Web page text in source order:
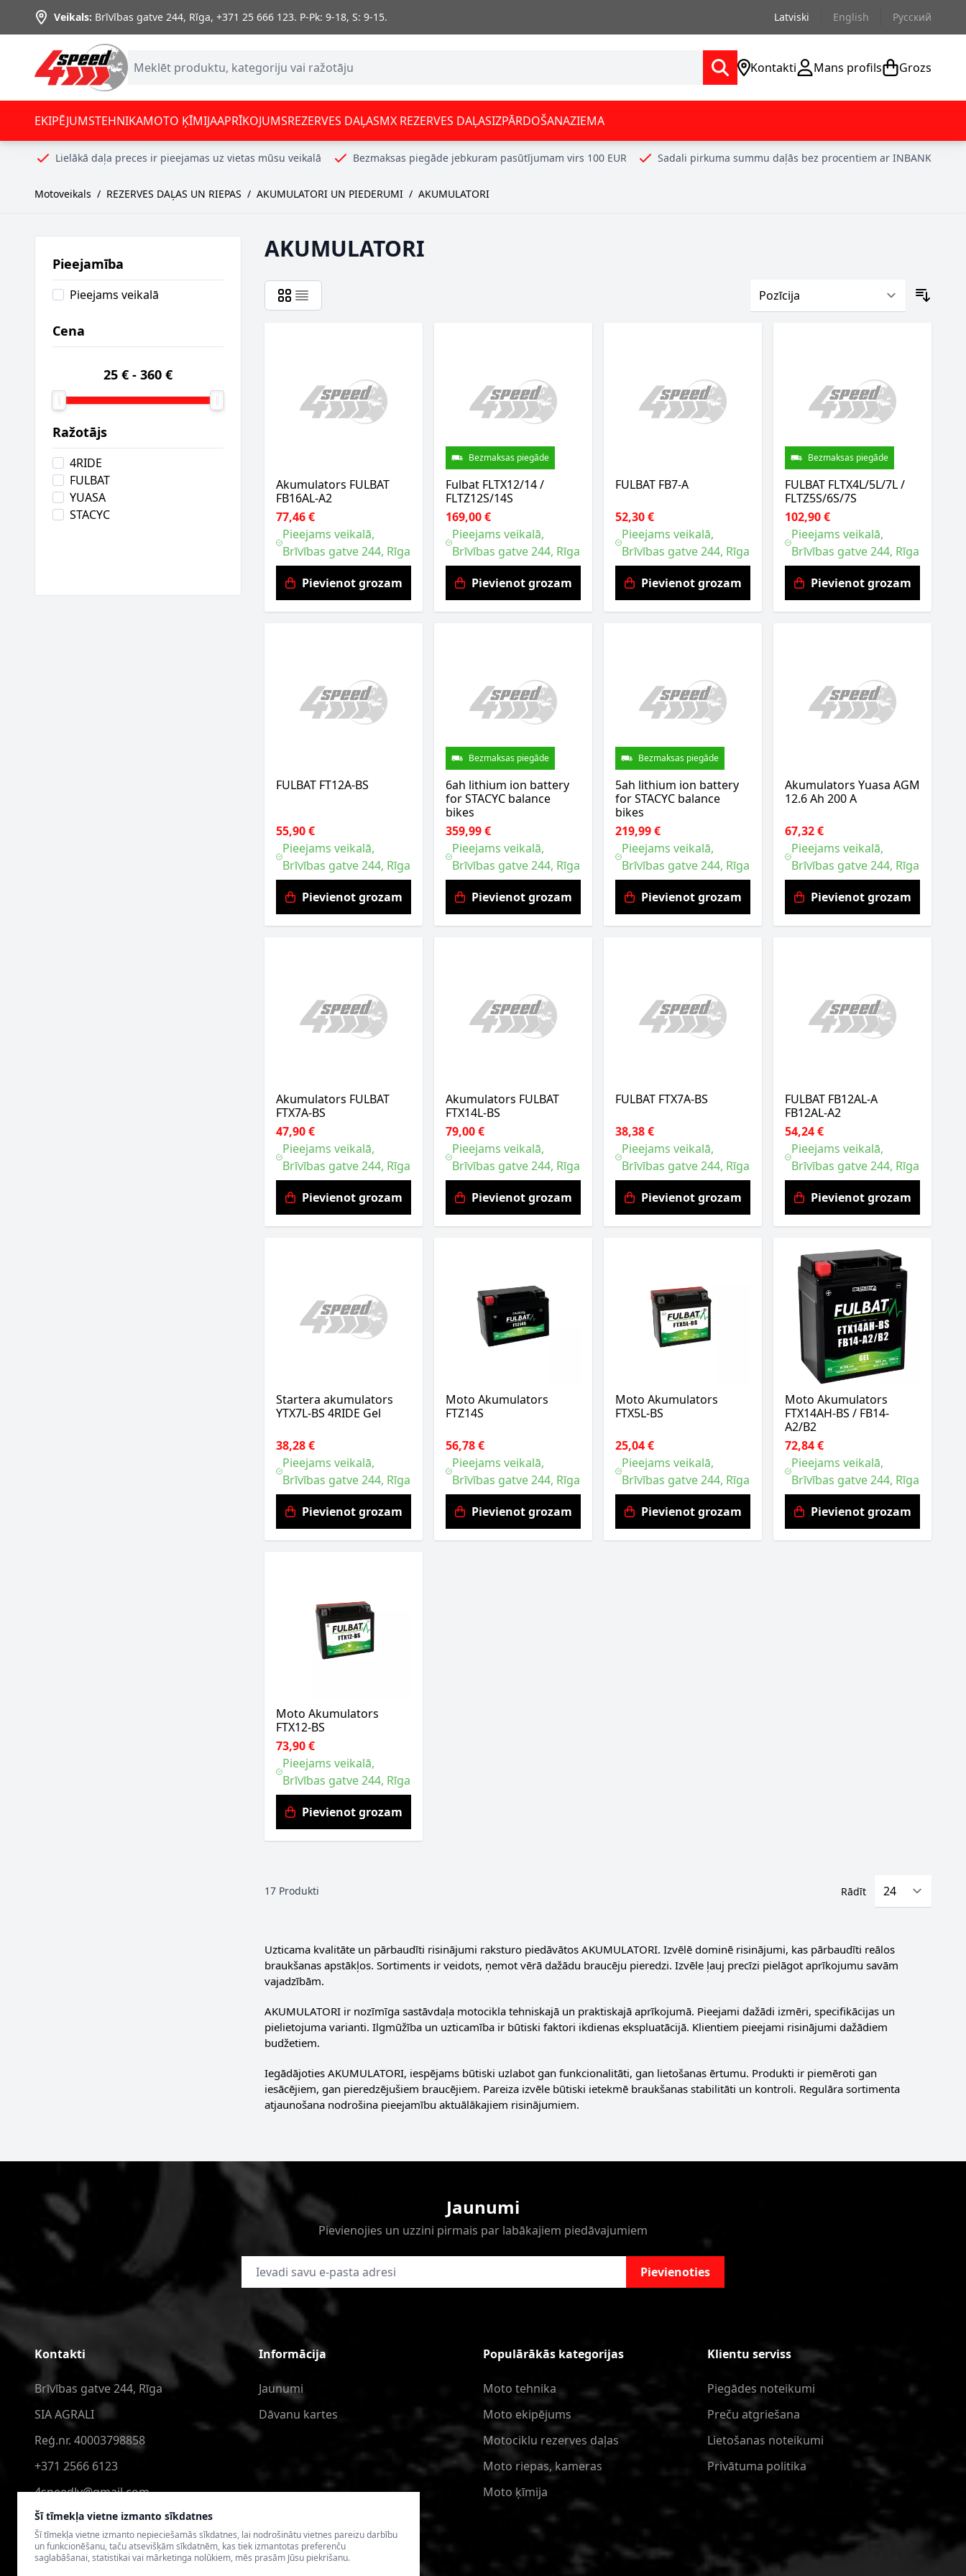
Šī tīmekļa vietne izmanto sīkdatnes
Šī tīmekļa vietne izmanto nepieciešamās sīkdatnes, lai nodrošinātu vietnes pareizu darbību
un funkcionēšanu, taču atsevišķām sīkdatnēm, kas tiek izmantotas preferenču
saglabāšanai, statistikai vai mārketinga nolūkiem, mēs prasām Jūsu piekrišanu.
Skip to Content
Veikals: Brīvības gatve 244, Rīga, +371 25 666 123. P-Pk: 9-18, S: 9-15. Latviski English Русский
Kontakti Mans profils Grozs
EKIPĒJUMSTEHNIKAMOTO ĶĪMIJAAPRĪKOJUMSREZERVES DAĻASMX REZERVES DAĻASIZPĀRDOŠANAZIEMA
Lielākā daļa preces ir pieejamas uz vietas mūsu veikalā Bezmaksas piegāde jebkuram pasūtījumam virs 100 EUR Sadali pirkuma summu daļās bez procentiem ar INBANK
Motoveikals / REZERVES DAĻAS UN RIEPAS / AKUMULATORI UN PIEDERUMI / AKUMULATORI
Pieejamība
Pieejams veikalā
Cena
25 € - 360 €
Ražotājs
4RIDE
FULBAT
YUASA
STACYC
AKUMULATORI
Akumulators FULBAT
FB16AL-A2
77,46 €
Pieejams veikalā,
Brīvības gatve 244, Rīga
Pievienot grozam
Bezmaksas piegāde
Fulbat FLTX12/14 /
FLTZ12S/14S
169,00 €
Pieejams veikalā,
Brīvības gatve 244, Rīga
Pievienot grozam
FULBAT FB7-A
52,30 €
Pieejams veikalā,
Brīvības gatve 244, Rīga
Pievienot grozam
Bezmaksas piegāde
FULBAT FLTX4L/5L/7L /
FLTZ5S/6S/7S
102,90 €
Pieejams veikalā,
Brīvības gatve 244, Rīga
Pievienot grozam
FULBAT FT12A-BS
55,90 €
Pieejams veikalā,
Brīvības gatve 244, Rīga
Pievienot grozam
Bezmaksas piegāde
6ah lithium ion battery
for STACYC balance
bikes
359,99 €
Pieejams veikalā,
Brīvības gatve 244, Rīga
Pievienot grozam
Bezmaksas piegāde
5ah lithium ion battery
for STACYC balance
bikes
219,99 €
Pieejams veikalā,
Brīvības gatve 244, Rīga
Pievienot grozam
Akumulators Yuasa AGM
12.6 Ah 200 A
67,32 €
Pieejams veikalā,
Brīvības gatve 244, Rīga
Pievienot grozam
Akumulators FULBAT
FTX7A-BS
47,90 €
Pieejams veikalā,
Brīvības gatve 244, Rīga
Pievienot grozam
Akumulators FULBAT
FTX14L-BS
79,00 €
Pieejams veikalā,
Brīvības gatve 244, Rīga
Pievienot grozam
FULBAT FTX7A-BS
38,38 €
Pieejams veikalā,
Brīvības gatve 244, Rīga
Pievienot grozam
FULBAT FB12AL-A
FB12AL-A2
54,24 €
Pieejams veikalā,
Brīvības gatve 244, Rīga
Pievienot grozam
Startera akumulators
YTX7L-BS 4RIDE Gel
38,28 €
Pieejams veikalā,
Brīvības gatve 244, Rīga
Pievienot grozam
Moto Akumulators
FTZ14S
56,78 €
Pieejams veikalā,
Brīvības gatve 244, Rīga
Pievienot grozam
Moto Akumulators
FTX5L-BS
25,04 €
Pieejams veikalā,
Brīvības gatve 244, Rīga
Pievienot grozam
Moto Akumulators
FTX14AH-BS / FB14-
A2/B2
72,84 €
Pieejams veikalā,
Brīvības gatve 244, Rīga
Pievienot grozam
Moto Akumulators
FTX12-BS
73,90 €
Pieejams veikalā,
Brīvības gatve 244, Rīga
Pievienot grozam
17 Produkti Rādīt
Uzticama kvalitāte un pārbaudīti risinājumi raksturo piedāvātos AKUMULATORI. Izvēlē dominē risinājumi, kas pārbaudīti reālos
braukšanas apstākļos. Sortiments ir veidots, ņemot vērā dažādu braucēju pieredzi. Izvēle ļauj precīzi pielāgot aprīkojumu savām
vajadzībām.
AKUMULATORI ir nozīmīga sastāvdaļa motocikla tehniskajā un praktiskajā aprīkojumā. Pieejami dažādi izmēri, specifikācijas un
pielietojuma varianti. Ilgmūžība un uzticamība ir būtiski faktori ikdienas ekspluatācijā. Klientiem pieejami risinājumi dažādiem
budžetiem.
Iegādājoties AKUMULATORI, iespējams būtiski uzlabot gan funkcionalitāti, gan lietošanas ērtumu. Produkti ir piemēroti gan
iesācējiem, gan pieredzējušiem braucējiem. Pareiza izvēle būtiski ietekmē braukšanas stabilitāti un kontroli. Regulāra sortimenta
atjaunošana nodrošina pieejamību aktuālākajiem risinājumiem.
Jaunumi
Pievienojies un uzzini pirmais par labākajiem piedāvajumiem
E-pasta adrese Pievienoties
Kontakti
Brīvības gatve 244, Rīga
SIA AGRALI
Reģ.nr. 40003798858
+371 2566 6123
4speedlv@gmail.com
Informācija
Jaunumi
Dāvanu kartes
Populārākās kategorijas
Moto tehnika
Moto ekipējums
Motociklu rezerves daļas
Moto riepas, kameras
Moto ķīmija
Klientu serviss
Piegādes noteikumi
Preču atgriešana
Lietošanas noteikumi
Privātuma politika